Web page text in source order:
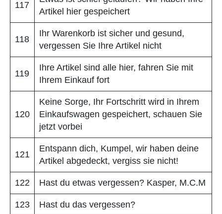
117
Artikel hier gespeichert
118
Ihr Warenkorb ist sicher und gesund,
vergessen Sie Ihre Artikel nicht
119
Ihre Artikel sind alle hier, fahren Sie mit
Ihrem Einkauf fort
120
Keine Sorge, Ihr Fortschritt wird in Ihrem
Einkaufswagen gespeichert, schauen Sie
jetzt vorbei
121
Entspann dich, Kumpel, wir haben deine
Artikel abgedeckt, vergiss sie nicht!
122 Hast du etwas vergessen? Kasper, M.C.M
123 Hast du das vergessen?